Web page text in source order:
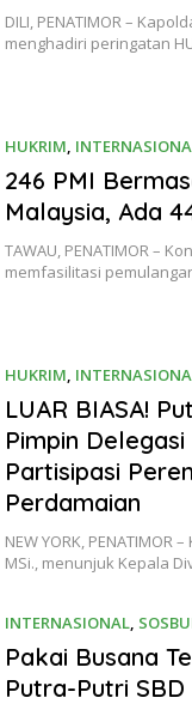
DILI, PENATIMOR –
menghadiri peringatan
HUKRIM,
246 PMI
Malaysia, Ada
TAWAU, PENATIMOR –
memfasilitasi
HUKRIM,
LUAR BIASA!
Pimpin
Partisipasi
Perdamaian
NEW YORK,
MSi., menunjuk Kepala
INTERNASIONAL,
Pakai Busana
Putra-Putri